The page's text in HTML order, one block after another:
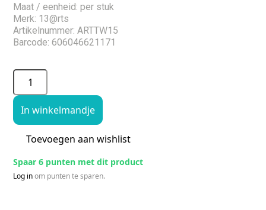
Maat / eenheid: per stuk
Merk: 13@rts
Artikelnummer: ARTTW15
Barcode: 606046621171
In winkelmandje
Toevoegen aan wishlist
Spaar 6 punten met dit product
Log inom punten te sparen.